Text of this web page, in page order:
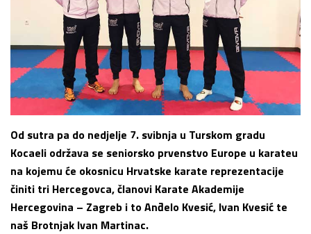
Od sutra pa do nedjelje 7. svibnja u Turskom gradu
Kocaeli održava se seniorsko prvenstvo Europe u karateu
na kojemu će okosnicu Hrvatske karate reprezentacije
činiti tri Hercegovca, članovi Karate Akademije
Hercegovina – Zagreb i to Anđelo Kvesić, Ivan Kvesić te
naš Brotnjak Ivan Martinac.